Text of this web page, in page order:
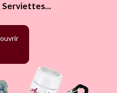
Serviettes...